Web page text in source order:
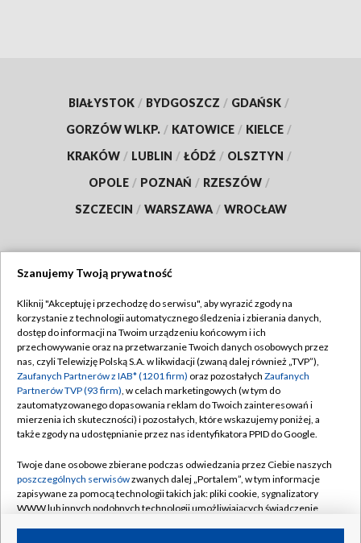
BIAŁYSTOK / BYDGOSZCZ / GDAŃSK /
GORZÓW WLKP. / KATOWICE / KIELCE /
KRAKÓW / LUBLIN / ŁÓDŹ / OLSZTYN /
OPOLE / POZNAŃ / RZESZÓW /
SZCZECIN / WARSZAWA / WROCŁAW
TVP
Abonament TVP
Emisja w TVP
Centrum informacji TVP
Naziemna Telewizja Cyfrowa
Rada Programowa
System NOS
Informacje o nadawcy
Regulamin TVP
Polityka prywatności
Moje zgody
Pomoc
Kontakt
Kanały
Szanujemy Twoją prywatność
Kliknij "Akceptuję i przechodzę do serwisu", aby wyrazić zgody na
korzystanie z technologii automatycznego śledzenia i zbierania danych,
dostęp do informacji na Twoim urządzeniu końcowym i ich
przechowywanie oraz na przetwarzanie Twoich danych osobowych przez
nas, czyli Telewizję Polską S.A. w likwidacji (zwaną dalej również „TVP”),
Zaufanych Partnerów z IAB* (1201 firm) oraz pozostałych Zaufanych
Partnerów TVP (93 firm), w celach marketingowych (w tym do
zautomatyzowanego dopasowania reklam do Twoich zainteresowań i
mierzenia ich skuteczności) i pozostałych, które wskazujemy poniżej, a
także zgody na udostępnianie przez nas identyfikatora PPID do Google.
Twoje dane osobowe zbierane podczas odwiedzania przez Ciebie naszych
poszczególnych serwisówzwanych dalej „Portalem”, w tym informacje
zapisywane za pomocą technologii takich jak: pliki cookie, sygnalizatory
WWW lub innych podobnych technologii umożliwiających świadczenie